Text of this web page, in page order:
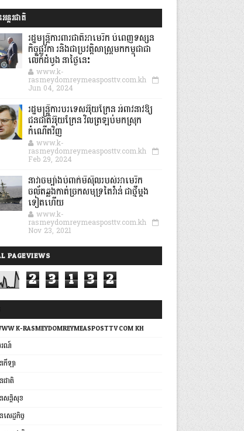
ន្តរជាតិ
រដ្ឋមន្រ្តីការពារជាតិអាមេរិក បំពេញទស្សន
កិច្ចផ្លូវកា រនិងជាប្រវត្តិសាស្រ្តមកកម្ពុជាជា
លើកដំបូង នាថ្ងៃនេះ
www.k-
rasmeydomreymeasposttv.com.kh
Jun 04, 2024
រដ្ឋមន្ត្រីការបរទេសអ៊ុយក្រែន អំពាវនាវឱ្យ
ជនជាតិអ៊ុយក្រែន វិលត្រឡប់មកស្រុក
កំណើតវិញ
www.k-
rasmeydomreymeasposttv.com.kh
Feb 29, 2024
នាវាចម្បាំងបំពាក់មីស៊ីលរបស់អាមេរិក
ចល័តឆ្លងកាត់ច្រកសមុទ្រតៃវ៉ាន់ ជាថ្មីម្តង
ទៀតហើយ
www.k-
rasmeydomreymeasposttv.com.kh
Nov 23, 2021
PAGEVIEWS
2 3 1 3 2
RASMEYDOMREYMEASPOSTTV.COM.KH
រណ៍
កីឡា
ជាតិ
សន្តិសុខ
េដ្ឋកិច្ច